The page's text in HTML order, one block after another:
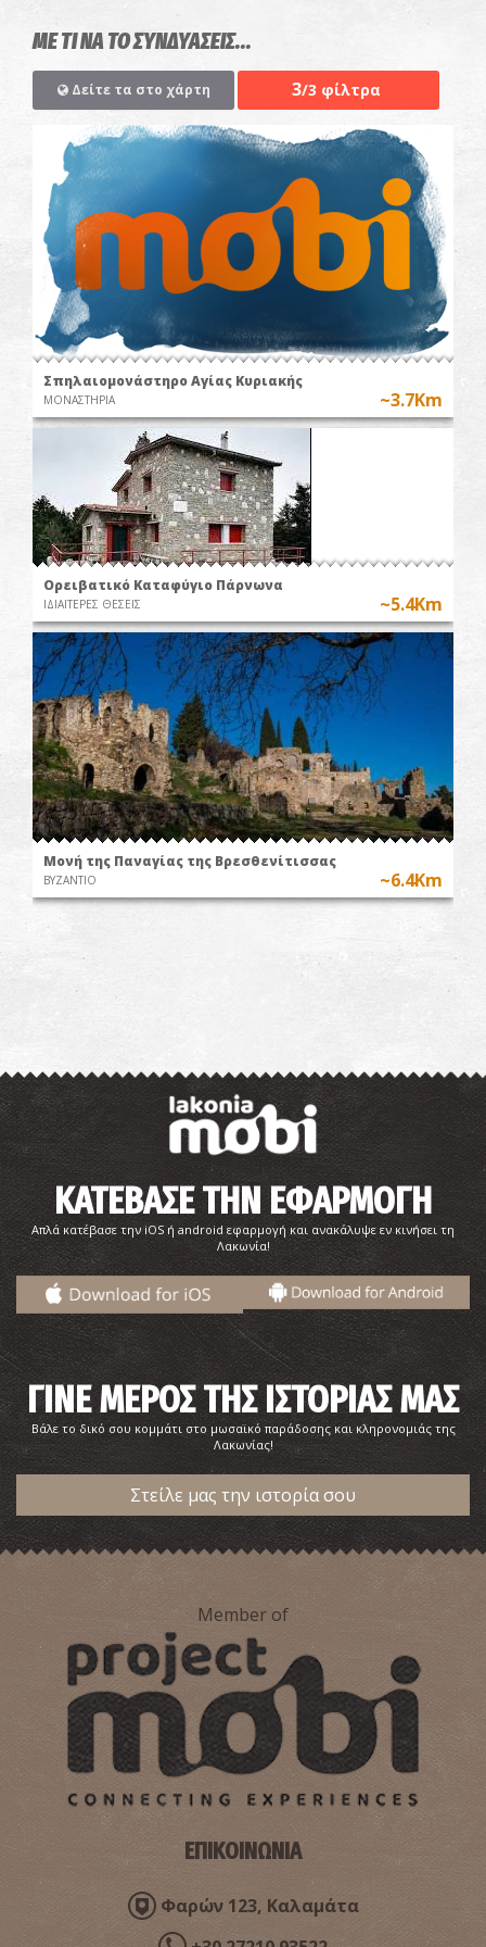
ΜΕ ΤΙ ΝΑ ΤΟ ΣΥΝΔΥΑΣΕΙΣ...
Δείτε τα στο χάρτη 3/3 φίλτρα
Σπηλαιομονάστηρο Αγίας Κυριακής
ΜΟΝΑΣΤΗΡΙΑ ~3.7Km
Ορειβατικό Καταφύγιο Πάρνωνα
ΙΔΙΑΙΤΕΡΕΣ ΘΕΣΕΙΣ ~5.4Km
Μονή της Παναγίας της Βρεσθενίτισσας
ΒΥΖΑΝΤΙΟ ~6.4Km
ΚΑΤΕΒΑΣΕ ΤΗΝ ΕΦΑΡΜΟΓΗ
Απλά κατέβασε την iOS ή android εφαρμογή και ανακάλυψε εν κινήσει τη
Λακωνία!
ΓΙΝΕ ΜΕΡΟΣ ΤΗΣ ΙΣΤΟΡΙΑΣ ΜΑΣ
Βάλε το δικό σου κομμάτι στο μωσαϊκό παράδοσης και κληρονομιάς της
Λακωνίας!
Στείλε μας την ιστορία σου
Member of
ΕΠΙΚΟΙΝΩΝΙΑ
Φαρών 123, Καλαμάτα